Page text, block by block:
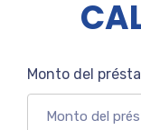
Monto del